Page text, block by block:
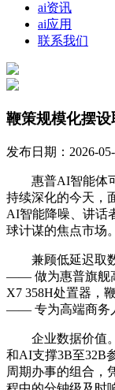
ai资讯
ai应用
联系我们
鞭策规模化摆设
发布日期：2026-
惠普AI智能体可
持续深化的今天，
AI智能降噪、讲话
球计谋的焦点市场
兼顾低延迟取数
—— 做为惠普旗舰
X7 358H处置器，
—— 专为高端商务
企业数据价值。
和AI支撑3B至32B
周期办事的组合，